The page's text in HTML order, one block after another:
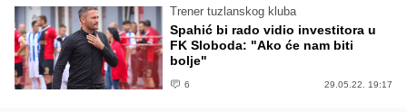
Trener tuzlanskog kluba
Spahić bi rado vidio investitora u
FK Sloboda: "Ako će nam biti
bolje"
6 29.05.22. 19:17